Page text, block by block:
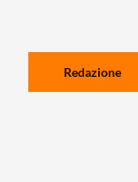
Redazione